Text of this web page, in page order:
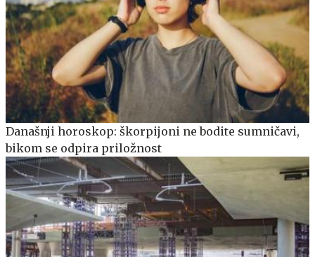
Današnji horoskop: škorpijoni ne bodite sumničavi,
bikom se odpira priložnost